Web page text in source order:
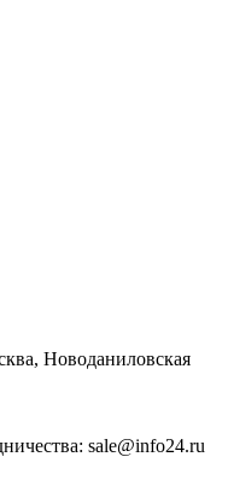
Новоданиловская
sale@info24.ru